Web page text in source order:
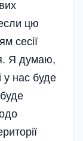
цю
сесії
Я думаю,
нас буде